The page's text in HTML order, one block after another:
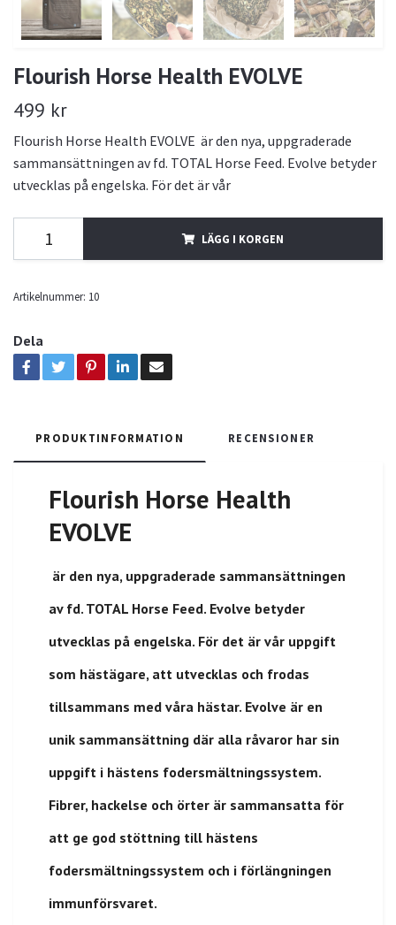
Flourish Horse Health EVOLVE
499 kr
Flourish Horse Health EVOLVE är den nya, uppgraderade
sammansättningen av fd. TOTAL Horse Feed. Evolve betyder
utvecklas på engelska. För det är vår
LÄGG I KORGEN
Artikelnummer: 10
Dela
PRODUKTINFORMATION RECENSIONER
Flourish Horse Health
EVOLVE
är den nya, uppgraderade sammansättningen
av fd. TOTAL Horse Feed. Evolve betyder
utvecklas på engelska. För det är vår uppgift
som hästägare, att utvecklas och frodas
tillsammans med våra hästar. Evolve är en
unik sammansättning där alla råvaror har sin
uppgift i hästens fodersmältningssystem.
Fibrer, hackelse och örter är sammansatta för
att ge god stöttning till hästens
fodersmältningssystem och i förlängningen
immunförsvaret.